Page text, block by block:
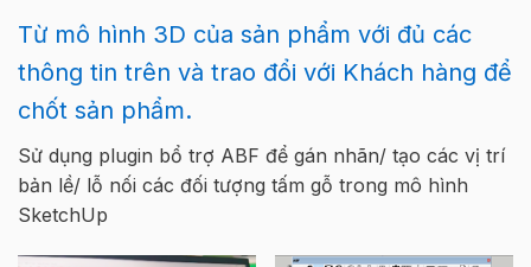
Từ mô hình 3D của sản phẩm với đủ các
thông tin trên và trao đổi với Khách hàng để
chốt sản phẩm.
Sử dụng plugin bổ trợ ABF để gán nhãn/ tạo các vị trí
bản lề/ lỗ nối các đối tượng tấm gỗ trong mô hình
SketchUp